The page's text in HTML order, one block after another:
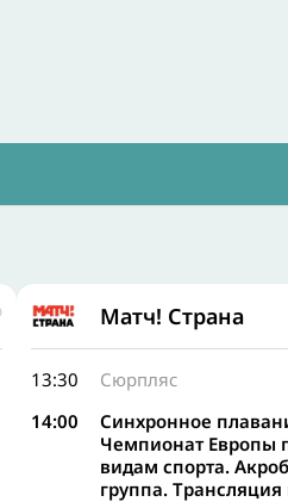
Матч! Страна
13:30
Сюрпляс
14:00
Синхронное
Чемпионат Европы
видам спорта.
группа.